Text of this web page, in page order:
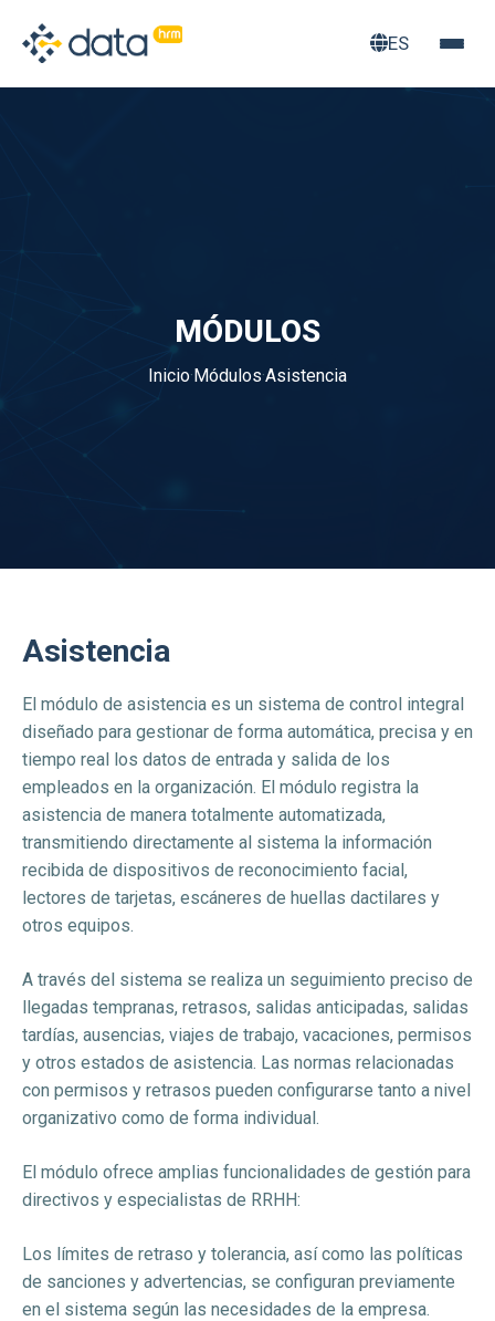
ES
MÓDULOS
Inicio·Módulos·Asistencia
Asistencia
El módulo de asistencia es un sistema de control integral
diseñado para gestionar de forma automática, precisa y en
tiempo real los datos de entrada y salida de los
empleados en la organización. El módulo registra la
asistencia de manera totalmente automatizada,
transmitiendo directamente al sistema la información
recibida de dispositivos de reconocimiento facial,
lectores de tarjetas, escáneres de huellas dactilares y
otros equipos.
A través del sistema se realiza un seguimiento preciso de
llegadas tempranas, retrasos, salidas anticipadas, salidas
tardías, ausencias, viajes de trabajo, vacaciones, permisos
y otros estados de asistencia. Las normas relacionadas
con permisos y retrasos pueden configurarse tanto a nivel
organizativo como de forma individual.
El módulo ofrece amplias funcionalidades de gestión para
directivos y especialistas de RRHH:
Los límites de retraso y tolerancia, así como las políticas
de sanciones y advertencias, se configuran previamente
en el sistema según las necesidades de la empresa.